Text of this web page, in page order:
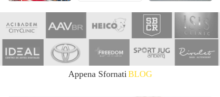
Appena Sfornati BLOG